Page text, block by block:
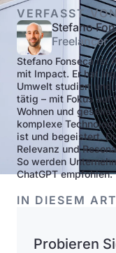
VERFASST
Stefano
Freelancer
Stefano Fonseca ist
mit Impact. Er hat
Umwelt studiert und
tätig – mit Fokus auf
Wohnen und
komplexe
ist und begeistert.
Relevanz und
So werden
ChatGPT empfohlen.
IN DIESEM
Probieren